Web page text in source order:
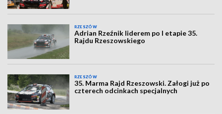
RZESZÓW
Adrian Rzeźnik liderem po I etapie 35.
Rajdu Rzeszowskiego
RZESZÓW
35. Marma Rajd Rzeszowski. Załogi już po
czterech odcinkach specjalnych